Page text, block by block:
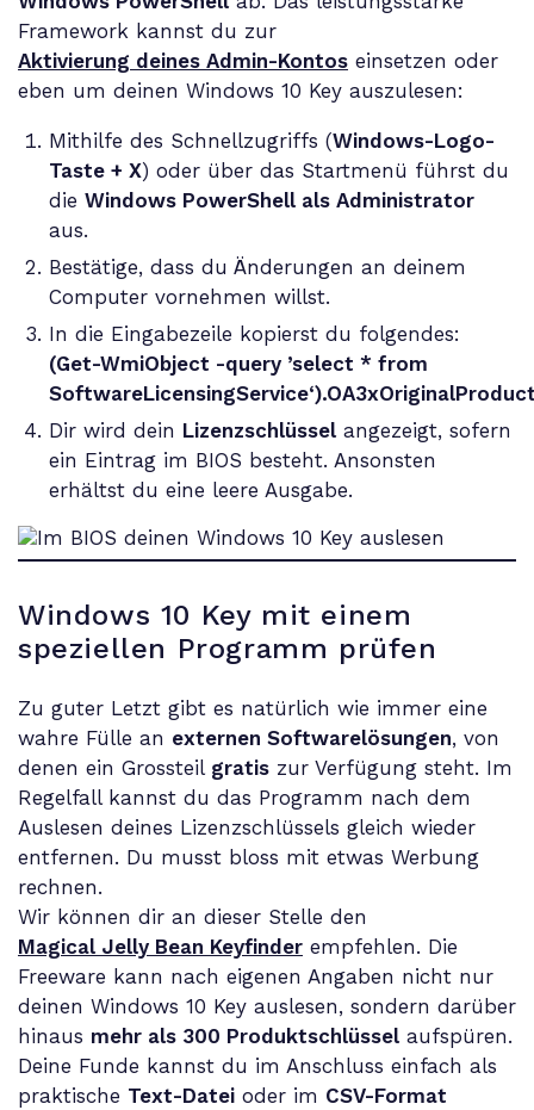
Framework kannst du zur
Aktivierung deines Admin-Kontos einsetzen oder
eben um deinen Windows 10 Key auszulesen:
Mithilfe des Schnellzugriffs (Windows-Logo-
Taste + X) oder über das Startmenü führst du
die Windows PowerShell als Administrator
aus.
Bestätige, dass du Änderungen an deinem
Computer vornehmen willst.
In die Eingabezeile kopierst du folgendes:
(Get-WmiObject -query ’select * from
Dir wird dein Lizenzschlüsselangezeigt, sofern
ein Eintrag im BIOS besteht. Ansonsten
erhältst du eine leere Ausgabe.
Windows 10 Key mit einem
speziellen Programm prüfen
Zu guter Letzt gibt es natürlich wie immer eine
wahre Fülle an externen Softwarelösungen, von
denen ein Grossteil gratis zur Verfügung steht. Im
Regelfall kannst du das Programm nach dem
Auslesen deines Lizenzschlüssels gleich wieder
entfernen. Du musst bloss mit etwas Werbung
rechnen.
Wir können dir an dieser Stelle den
Magical Jelly Bean Keyfinder empfehlen. Die
Freeware kann nach eigenen Angaben nicht nur
deinen Windows 10 Key auslesen, sondern darüber
hinaus mehr als 300 Produktschlüssel aufspüren.
Deine Funde kannst du im Anschluss einfach als
praktische Text-Datei oder im CSV-Format